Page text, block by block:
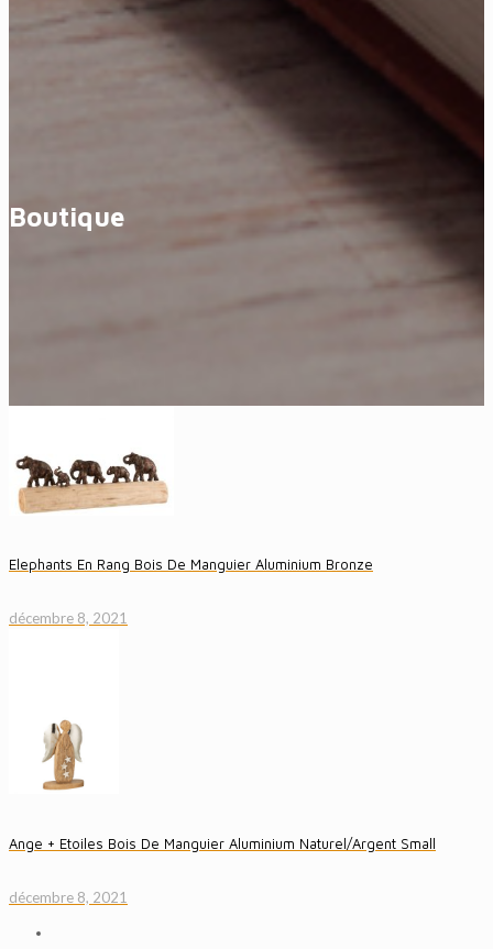
Boutique
Elephants En Rang Bois De Manguier Aluminium Bronze
décembre 8, 2021
Ange + Etoiles Bois De Manguier Aluminium Naturel/Argent Small
décembre 8, 2021